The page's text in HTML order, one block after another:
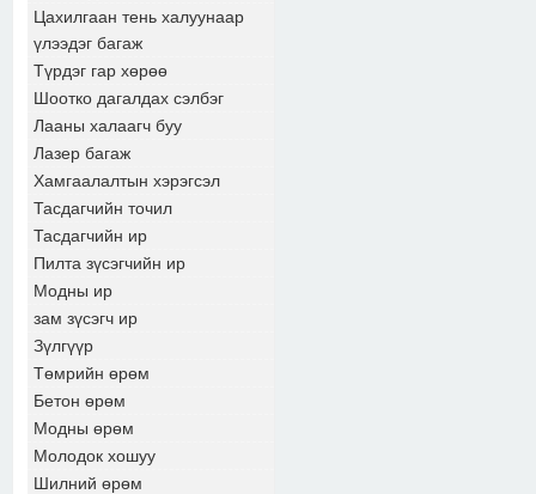
Цахилгаан тень халуунаар
үлээдэг багаж
Түрдэг гар хөрөө
Шоотко дагалдах сэлбэг
Лааны халаагч буу
Лазер багаж
Хамгаалалтын хэрэгсэл
Тасдагчийн точил
Тасдагчийн ир
Пилта зүсэгчийн ир
Модны ир
зам зүсэгч ир
Зүлгүүр
Төмрийн өрөм
Бетон өрөм
Модны өрөм
Молодок хошуу
Шилний өрөм